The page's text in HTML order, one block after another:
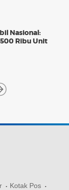
Nasional:
Ribu Unit
Kotak Pos